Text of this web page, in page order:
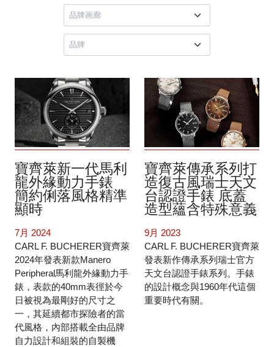
寶齊萊新一代馬利
龍外緣動力手錶
簡約俐落風格精準
顯時
7月 2024
CARL F. BUCHERER寶齊萊
2024年發表新款Manero
Peripheral馬利龍外緣動力手
錶，表款的40mm表徑於今
日被視為最剛好的尺寸之
一，其延續都市探險者的當
代風格，內部搭載全由品牌
自力設計和組裝的自製機
寶齊萊傳承系列打
造復古風瑞士天文
台認證手錶 底蓋
造型蘊含特殊意義
9月 2023
CARL F. BUCHERER寶齊萊
發表新作傳承系列瑞士官方
天文台認證手錶系列。手錶
的設計概念與1960年代這個
重要時代有關。